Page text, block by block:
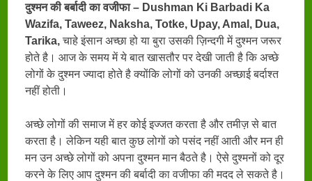
दुश्मन की बर्बादी का वजीफा – Dushman Ki Barbadi Ka
Wazifa, Taweez, Naksha, Totke, Upay, Amal, Dua,
Tarika,चाहे इंसान अच्छा हो या बुरा उसकी ज़िन्दगी में दुश्मन जरूर
होते है। आज के समय में ये बात खासतौर पर देखी जाती है कि अच्छे
लोगों के दुश्मन ज्यादा होते है क्योंकि लोगों को उनकी अच्छाई बर्दाश्त
नहीं होती।
अच्छे लोगों की समाज में हर कोई इज्जत करता है और तमीज़ से बात
करता है। लेकिन यही बात कुछ लोगों को पसंद नहीं आती और मन ही
मन उन अच्छे लोगों को अपना दुश्मन मान बैठते है। ऐसे दुश्मनों को दूर
करने के लिए आप दुश्मन की बर्बादी का वजीफा की मदद ले सकते है।